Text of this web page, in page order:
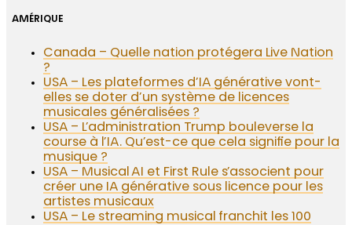
AMÉRIQUE
Canada – Quelle nation protégera Live Nation
?
USA – Les plateformes d’IA générative vont-
elles se doter d’un système de licences
musicales généralisées ?
USA – L’administration Trump bouleverse la
course à l’IA. Qu’est-ce que cela signifie pour la
musique ?
USA – Musical AI et First Rule s’associent pour
créer une IA générative sous licence pour les
artistes musicaux
USA – Le streaming musical franchit les 100